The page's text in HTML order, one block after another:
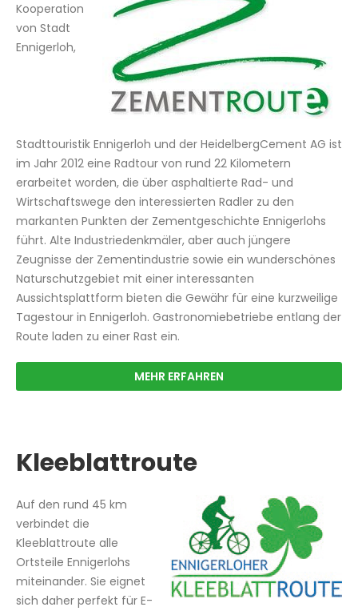
Kooperation
von Stadt
Ennigerloh,
Stadttouristik Ennigerloh und der HeidelbergCement AG ist
im Jahr 2012 eine Radtour von rund 22 Kilometern
erarbeitet worden, die über asphaltierte Rad- und
Wirtschaftswege den interessierten Radler zu den
markanten Punkten der Zementgeschichte Ennigerlohs
führt. Alte Industriedenkmäler, aber auch jüngere
Zeugnisse der Zementindustrie sowie ein wunderschönes
Naturschutzgebiet mit einer interessanten
Aussichtsplattform bieten die Gewähr für eine kurzweilige
Tagestour in Ennigerloh. Gastronomiebetriebe entlang der
Route laden zu einer Rast ein.
MEHR ERFAHREN
Kleeblattroute
Auf den rund 45 km
verbindet die
Kleeblattroute alle
Ortsteile Ennigerlohs
miteinander. Sie eignet
sich daher perfekt für E-